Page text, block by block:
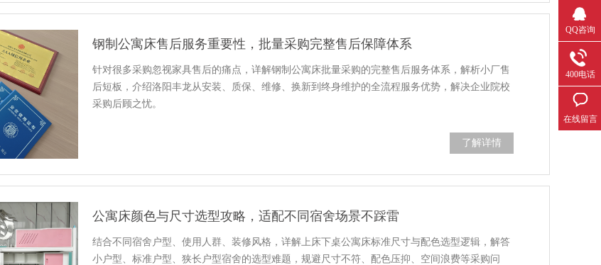
钢制公寓床售后服务重要性，批量采购完整售后保障体系
针对很多采购忽视家具售后的痛点，详解钢制公寓床批量采购的完整售后服务体系，解析小厂售
后短板，介绍洛阳丰龙从安装、质保、维修、换新到终身维护的全流程服务优势，解决企业院校
采购后顾之忧。
了解详情
公寓床颜色与尺寸选型攻略，适配不同宿舍场景不踩雷
结合不同宿舍户型、使用人群、装修风格，详解上床下桌公寓床标准尺寸与配色选型逻辑，解答
小户型、标准户型、狭长户型宿舍的选型难题，规避尺寸不符、配色压抑、空间浪费等采购问
QQ咨询
400电话
在线留言